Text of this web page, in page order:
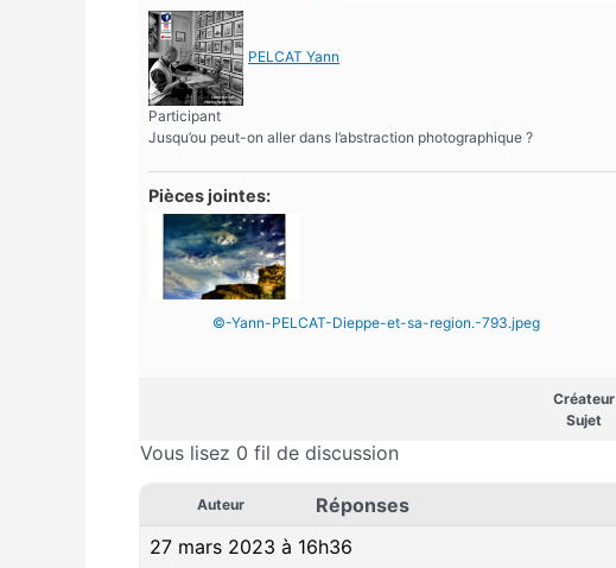
PELCAT Yann
Participant
Jusqu’ou peut-on aller dans l’abstraction photographique ?
Pièces jointes:
©-Yann-PELCAT-Dieppe-et-sa-region.-793.jpeg
Créateur
Sujet
Vous lisez 0 fil de discussion
Auteur
Réponses
27 mars 2023 à 16h36